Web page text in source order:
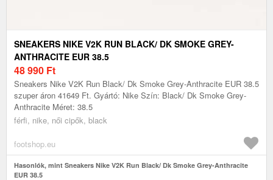
SNEAKERS NIKE V2K RUN BLACK/ DK SMOKE GREY-
ANTHRACITE EUR 38.5
48 990 Ft
Sneakers Nike V2K Run Black/ Dk Smoke Grey-Anthracite EUR 38.5
szuper áron 41649 Ft. Gyártó: Nike Szín: Black/ Dk Smoke Grey-
Anthracite Méret: 38.5
férfi, nike, női cipők, black
footshop.eu
Hasonlók, mint Sneakers Nike V2K Run Black/ Dk Smoke Grey-Anthracite
EUR 38.5